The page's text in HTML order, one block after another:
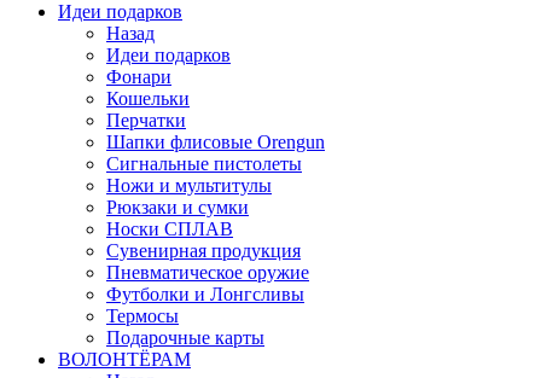
Идеи подарков
Назад
Идеи подарков
Фонари
Кошельки
Перчатки
Шапки флисовые Orengun
Сигнальные пистолеты
Ножи и мультитулы
Рюкзаки и сумки
Носки СПЛАВ
Сувенирная продукция
Пневматическое оружие
Футболки и Лонгсливы
Термосы
Подарочные карты
ВОЛОНТЁРАМ